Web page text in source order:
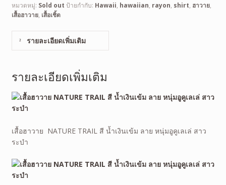
หมวดหมู่: Sold out ป้ายกำกับ: Hawaii, hawaiian, rayon, shirt, ฮาวาย,
เสื้อฮาวาย, เสื้อเชิ้ต
รายละเอียดเพิ่มเติม
รายละเอียดเพิ่มเติม
เสื้อฮาวาย NATURE TRAIL สี น้ำเงินเข้ม ลาย หนุ่มอูคูเลเล่ สาว
ระบำ